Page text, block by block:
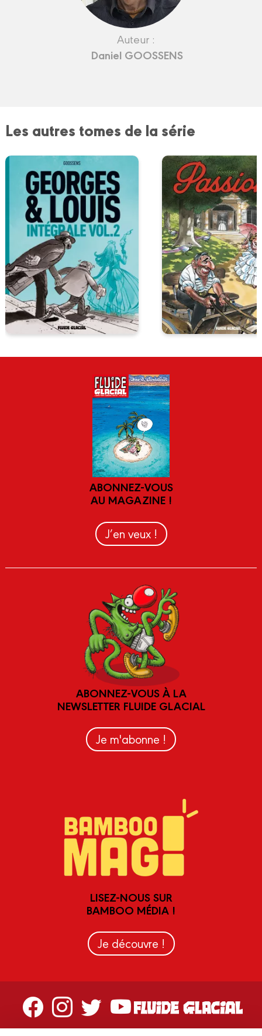
Auteur :
Daniel GOOSSENS
Les autres tomes de la série
ABONNEZ-VOUS
AU MAGAZINE !
J’en veux !
ABONNEZ-VOUS À LA
NEWSLETTER FLUIDE GLACIAL
Je m'abonne !
LISEZ-NOUS SUR
BAMBOO MÉDIA !
Je découvre !